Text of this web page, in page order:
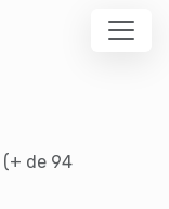
(+ de 94